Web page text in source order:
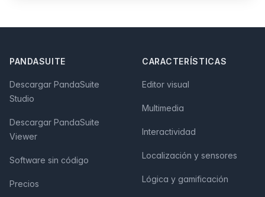
PANDASUITE
Descargar PandaSuite
Studio
Descargar PandaSuite
Viewer
Software sin código
Precios
CARACTERÍSTICAS
Editor visual
Multimedia
Interactividad
Localización y sensores
Lógica y gamificación